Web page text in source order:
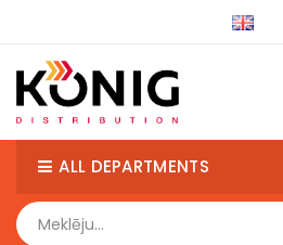
ALL DEPARTMENTS